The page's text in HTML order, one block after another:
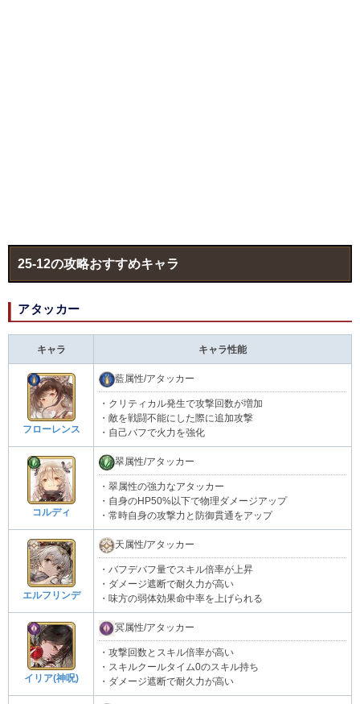
25-12の攻略おすすめキャラ
アタッカー
キャラ キャラ性能
フローレンス
藍属性/アタッカー
・クリティカル発生で攻撃回数が増加
・敵を戦闘不能にした際に追加攻撃
・自己バフで火力を強化
コルディ
翠属性/アタッカー
・翠属性の強力なアタッカー
・自身のHP50%以下で物理ダメージアップ
・常時自身の攻撃力と防御貫通をアップ
エルフリンデ
天属性/アタッカー
・バフデバフ量でスキル倍率が上昇
・ダメージ遮断で耐久力が高い
・味方の弱体効果命中率を上げられる
イリア(神呪)
冥属性/アタッカー
・攻撃回数とスキル倍率が高い
・スキルクールタイム0のスキル持ち
・ダメージ遮断で耐久力が高い